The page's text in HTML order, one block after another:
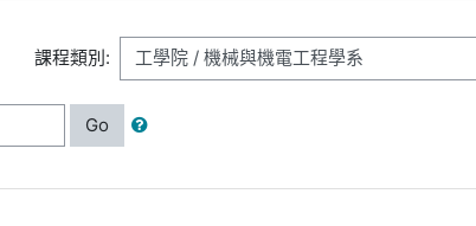
課程類別:
Go